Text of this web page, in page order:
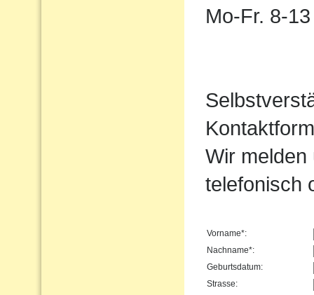
Mo-Fr. 8-
Wir
telefonisch
Vorname*:
Nachname*:
Geburtsdatum:
Strasse: